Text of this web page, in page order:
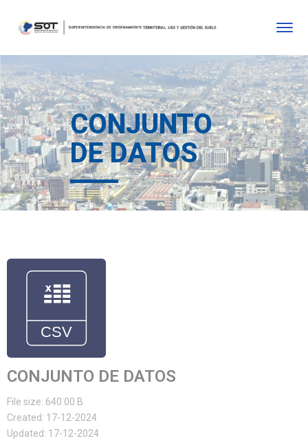
CONJUNTO
DE DATOS
CONJUNTO DE DATOS
File size: 640.00 B
Created: 17-12-2024
Updated: 17-12-2024